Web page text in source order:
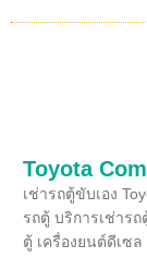
Toyota
เช่ารถตู้ขับเอง
รถตู้ บริการเช่ารถ
ตู้ เครื่องยนต์ดีเซล